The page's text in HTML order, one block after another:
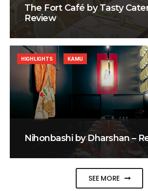
The Fort Café by Tasty
Review
Nihonbashi by Dharshan –
HIGHLIGHTS KAMU
SEE MORE